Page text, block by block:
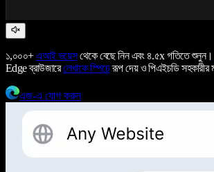
১,০০০+এআই ভয়েসথেকে বেছে নিন এবং ৪.৫x গতিতে শুনুন।
Edge ব্রাউজারেলেখাকে স্পিচেরূপ দেয় ও পিএইচডি
এজ-এ যোগ করুন